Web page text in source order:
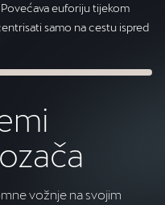
euforiju tijekom
samo na cestu ispred
vožnje na svojim